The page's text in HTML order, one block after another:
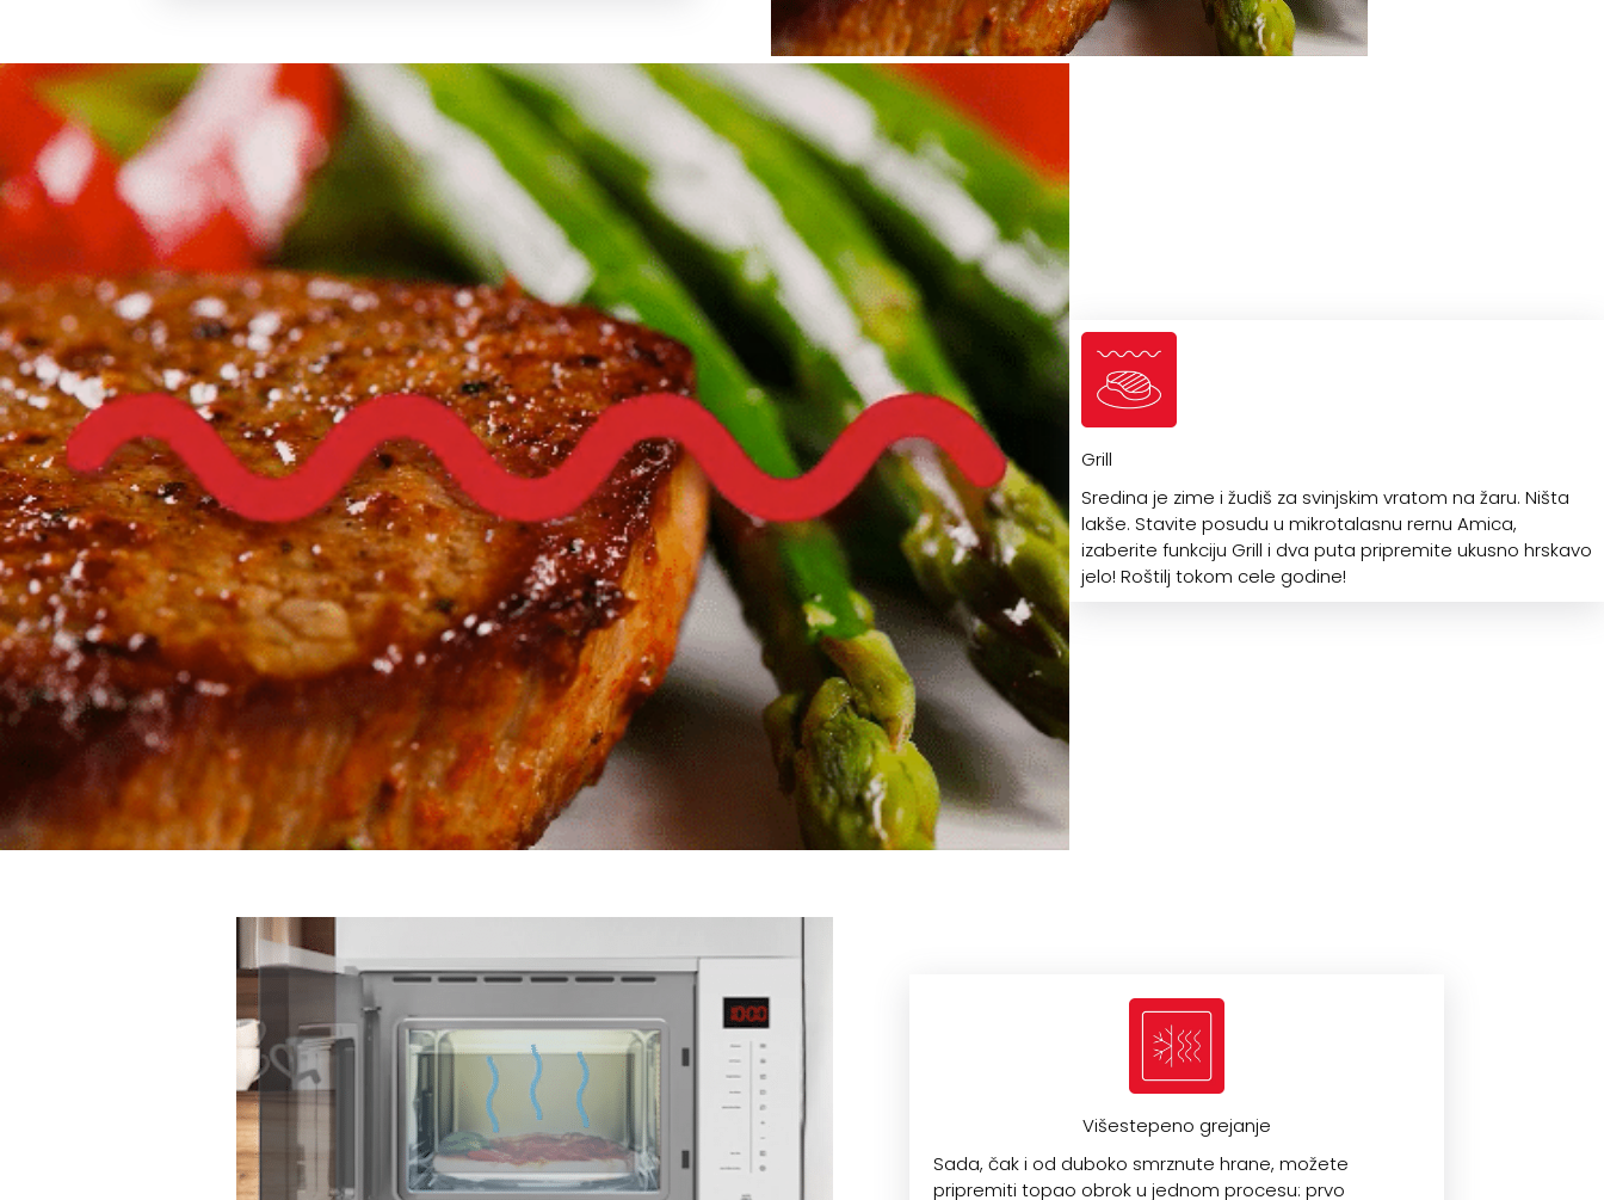
Grill
Sredina je zime i žudiš za svinjskim vratom na žaru. Ništa
lakše. Stavite posudu u mikrotalasnu rernu Amica,
izaberite funkciju Grill i dva puta pripremite ukusno hrskavo
jelo! Roštilj tokom cele godine!
Višestepeno grejanje
Sada, čak i od duboko smrznute hrane, možete
pripremiti topao obrok u jednom procesu: prvo